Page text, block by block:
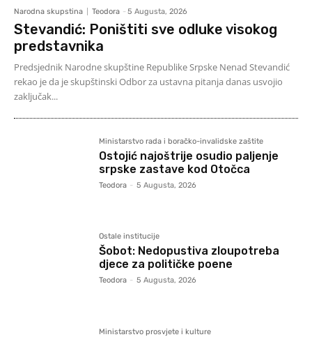
Narodna skupstina Teodora - 5 Augusta, 2026
Stevandić: Poništiti sve odluke visokog
predstavnika
Predsjednik Narodne skupštine Republike Srpske Nenad Stevandić
rekao je da je skupštinski Odbor za ustavna pitanja danas usvojio
zaključak...
Ministarstvo rada i boračko-invalidske zaštite
Ostojić najoštrije osudio paljenje
srpske zastave kod Otočca
Teodora - 5 Augusta, 2026
Ostale institucije
Šobot: Nedopustiva zloupotreba
djece za političke poene
Teodora - 5 Augusta, 2026
Ministarstvo prosvjete i kulture